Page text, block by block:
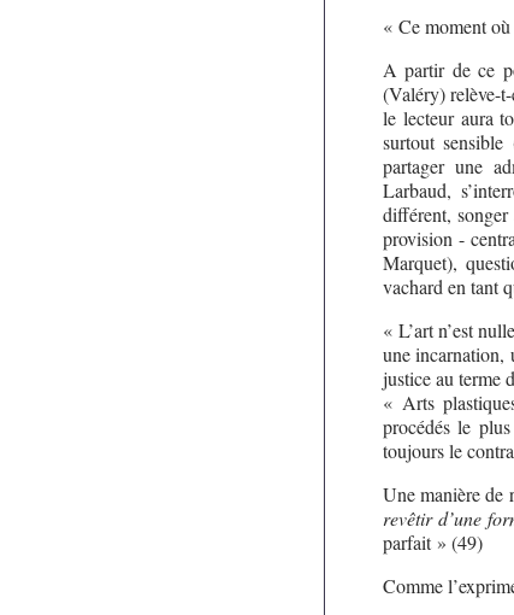
« Ce moment
A partir de ce
(Valéry) relève-
le lecteur aura
surtout sensible
partager une
Larbaud,
différent,
provision -
Marquet),
vachard en tant
« L’art n’est
une incarnation,
justice au terme
« Arts
procédés le
toujours le
Une manière de
revêtir d’une
parfait » (49)
Comme